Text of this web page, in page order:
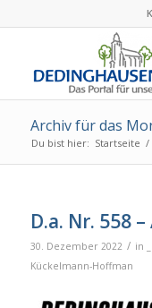
Archiv für das
Du bist hier: Startseite /
D.a. Nr. 558
30. Dezember 2022 / in
Kückelmann-Hoffman